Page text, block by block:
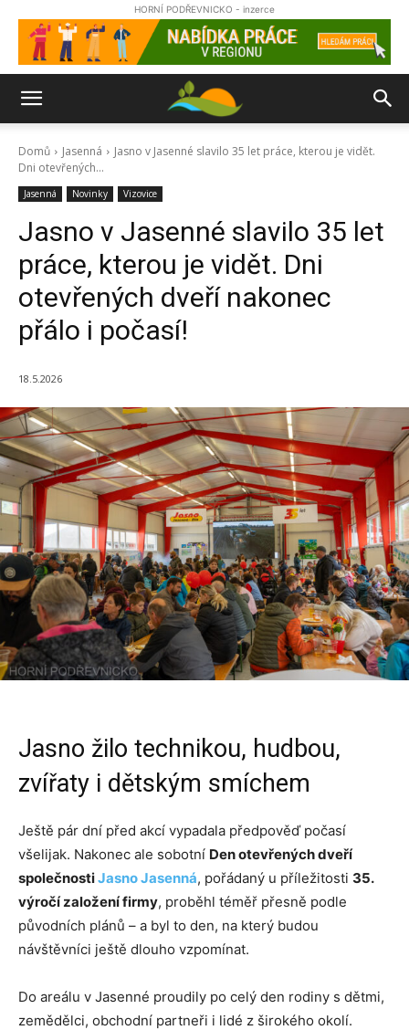
HORNÍ PODŘEVNICKO - inzerce
Domů Jasenná
Jasno v Jasenné slavilo 35 let práce, kterou je vidět.
Dni otevřených...
Jasenná Novinky Vizovice
Jasno v Jasenné slavilo 35 let
práce, kterou je vidět. Dni
otevřených dveří nakonec
přálo i počasí!
18.5.2026
Jasno žilo technikou, hudbou,
zvířaty i dětským smíchem
Ještě pár dní před akcí vypadala předpověď počasí
všelijak. Nakonec ale sobotní Den otevřených dveří
společnostiJasno Jasenná, pořádaný u příležitosti 35.
výročí založení firmy, proběhl téměř přesně podle
původních plánů – a byl to den, na který budou
návštěvníci ještě dlouho vzpomínat.
Do areálu v Jasenné proudily po celý den rodiny s dětmi,
zemědělci, obchodní partneři i lidé z širokého okolí.